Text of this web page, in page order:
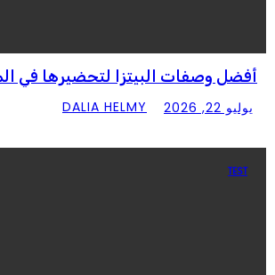
وصفات البيتزا لتحضيرها في
22, 2026
DALIA HELMY